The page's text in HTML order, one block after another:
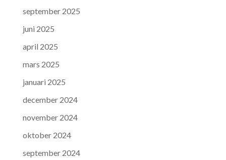
september 2025
juni 2025
april 2025
mars 2025
januari 2025
december 2024
november 2024
oktober 2024
september 2024